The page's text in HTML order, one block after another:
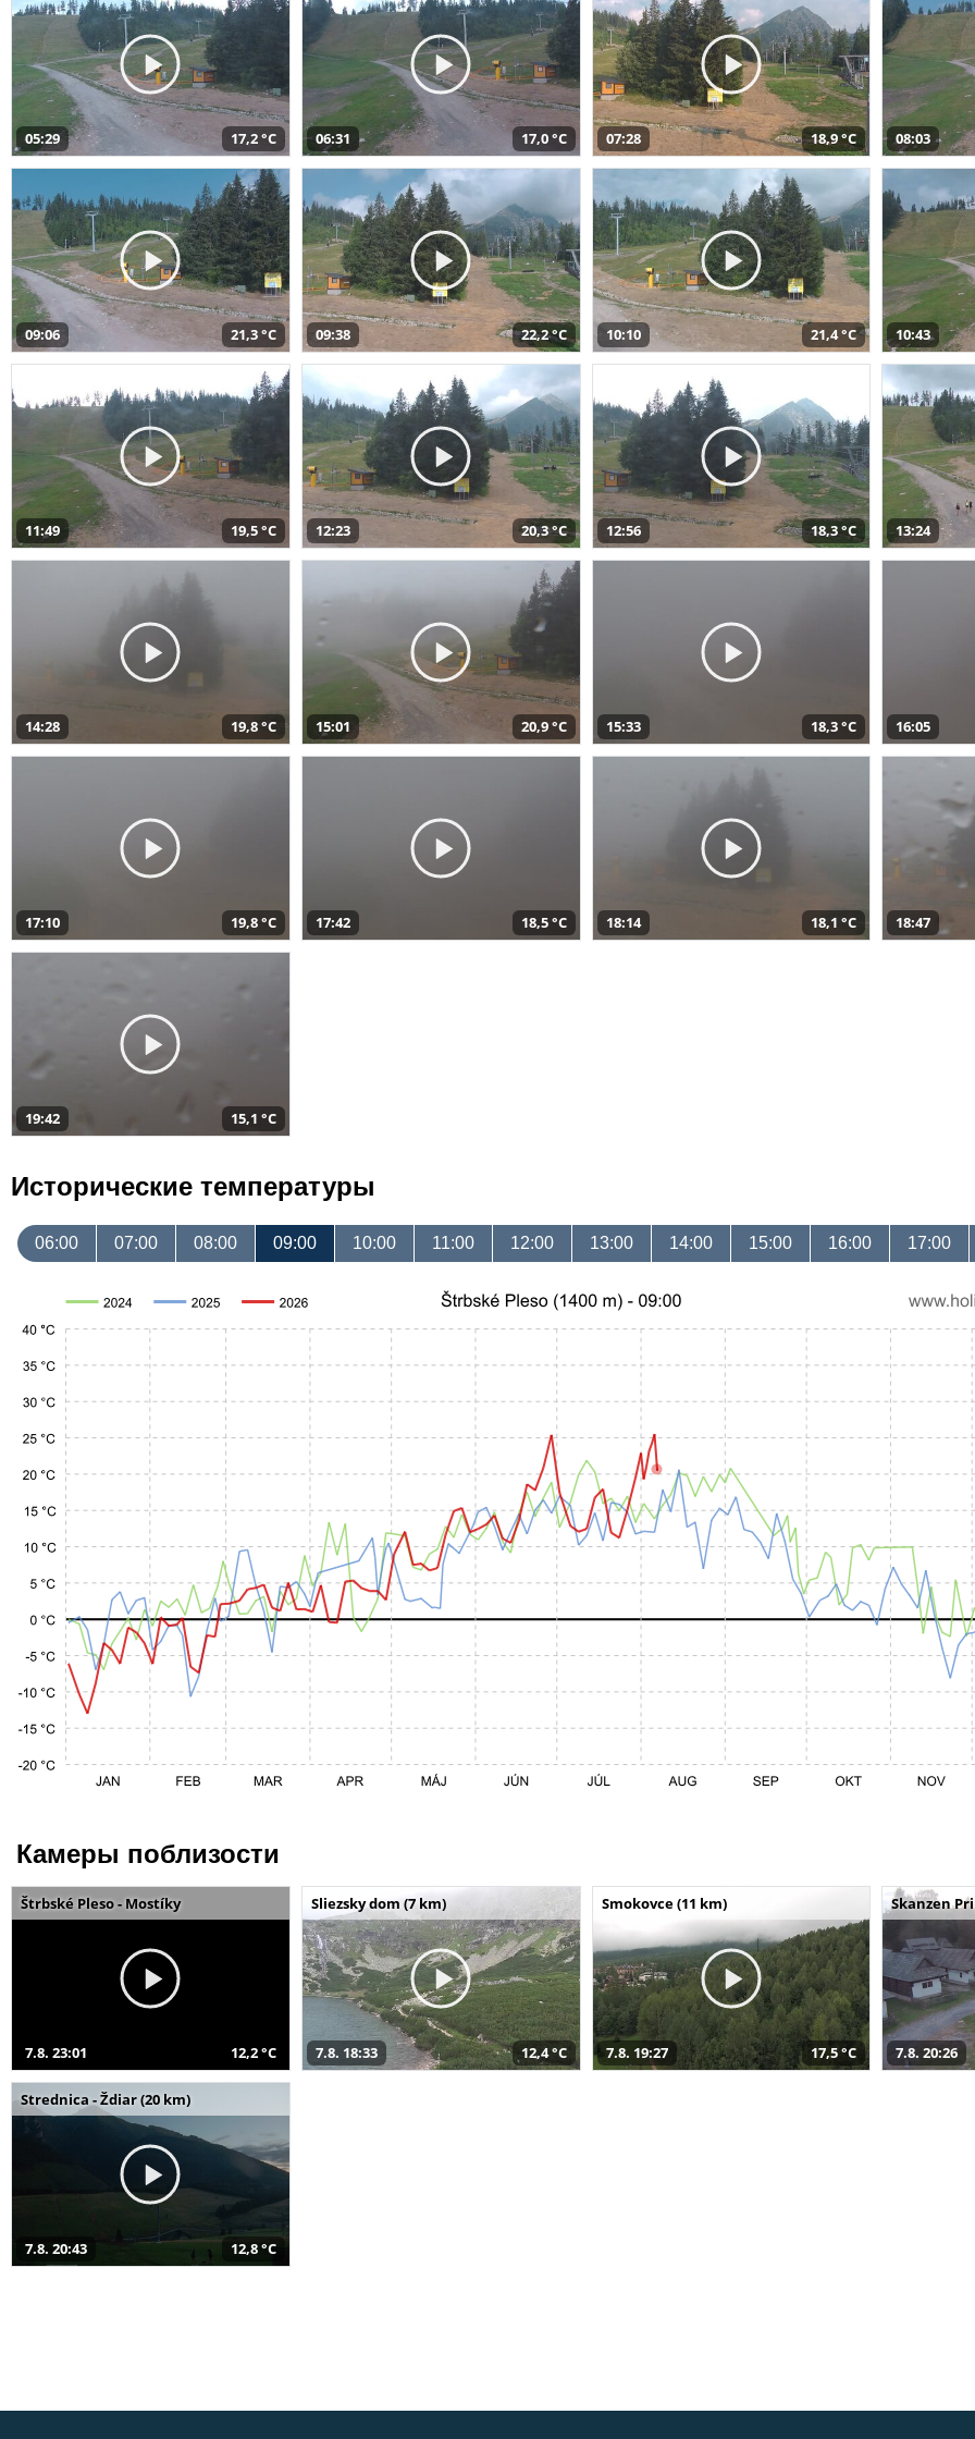
05:29 17,2 °C 06:31 17,0 °C 07:28 18,9 °C 08:03
09:06 21,3 °C 09:38 22,2 °C 10:10 21,4 °C 10:43
11:49 19,5 °C 12:23 20,3 °C 12:56 18,3 °C 13:24
14:28 19,8 °C 15:01 20,9 °C 15:33 18,3 °C 16:05
17:10 19,8 °C 17:42 18,5 °C 18:14 18,1 °C 18:47
19:42 15,1 °C
Исторические температуры
06:00 07:00 08:00 09:00 10:00 11:00 12:00 13:00 14:00 15:00 16:00 17:00
Камеры поблизости
Štrbské Pleso - Mostíky
7.8. 23:01 12,2 °C
Sliezsky dom (7 km)
7.8. 18:33 12,4 °C
Smokovce (11 km)
7.8. 19:27 17,5 °C
Skanzen
7.8. 20:26
Strednica - Ždiar (20 km)
7.8. 20:43 12,8 °C